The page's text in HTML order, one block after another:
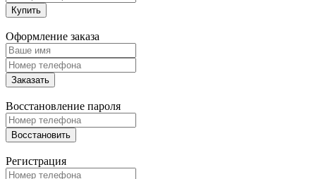
Купить
Оформление заказа
Заказать
Восстановление пароля
Восстановить
Регистрация